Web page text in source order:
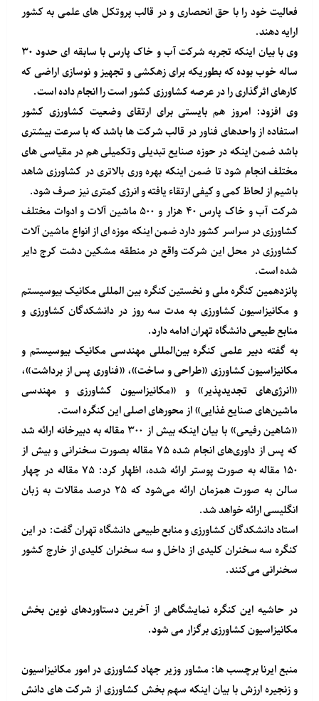
فعالیت خود را با حق انحصاری و در قالب پروتکل های علمی به کشور
ارایه دهند.
وی با بیان اینکه تجربه شرکت آب و خاک پارس با سابقه ای حدود ۳۰
ساله خوب بوده که بطوریکه برای زهکشی و تجهیز و نوسازی اراضی که
کارهای اثرگذاری را در عرصه کشاورزی کشور است را انجام داده است.
وی افزود: امروز هم بایستی برای ارتقای وضعیت کشاورزی کشور
استفاده از واحدهای فناور در قالب شرکت ها باشد که با سرعت بیشتری
باشد ضمن اینکه در حوزه صنایع تبدیلی وتکمیلی هم در مقیاسی های
مختلف انجام شود تا ضمن اینکه بهره وری بالاتری در کشاورزی شاهد
باشیم از لحاظ کمی و کیفی ارتقاء یافته و انرژی کمتری نیز صرف شود.
شرکت آب و خاک پارس ۴۰ هزار و ۵۰۰ ماشین آلات و ادوات مختلف
کشاورزی در سراسر کشور دارد ضمن اینکه موزه ای از انواع ماشین آلات
کشاورزی در محل این شرکت واقع در منطقه مشکین دشت کرج دایر
شده است.
پانزدهمین کنگره ملی و نخستین کنگره بین المللی مکانیک بیوسیستم
و مکانیزاسیون کشاورزی به مدت سه روز در دانشکدگان کشاورزی و
منابع طبیعی دانشگاه تهران ادامه دارد.
به گفته دبیر علمی کنگره بین‌المللی مهندسی مکانیک بیوسیستم و
مکانیزاسیون کشاورزی «طراحی و ساخت»، «فناوری پس از برداشت»،
«انرژی‌های تجدیدپذیر» و «مکانیزاسیون کشاورزی و مهندسی
ماشین‌های صنایع غذایی» از محورهای اصلی این کنگره است.
«شاهین رفیعی» با بیان اینکه بیش از ۳۰۰ مقاله به دبیرخانه ارائه شد
که پس از داوری‌های انجام شده ۷۵ مقاله بصورت سخنرانی و بیش از
۱۵۰ مقاله به صورت پوستر ارائه شده، اظهار کرد: ۷۵ مقاله در چهار
سالن به صورت همزمان ارائه می‌شود که ۲۵ درصد مقالات به زبان
انگلیسی ارائه خواهد شد.
استاد دانشکدگان کشاورزی و منابع طبیعی دانشگاه تهران گفت: در این
کنگره سه سخنران کلیدی از داخل و سه سخنران کلیدی از خارج کشور
سخنرانی می‌کنند.
در حاشیه این کنگره نمایشگاهی از آخرین دستاوردهای نوین بخش
مکانیزاسیون کشاورزی برگزار می شود.
منبعایرنابرچسب ها: مشاور وزیر جهاد کشاورزی در امور مکانیزاسیون
و زنجیره ارزش با بیان اینکه سهم بخش کشاورزی از شرکت های دانش